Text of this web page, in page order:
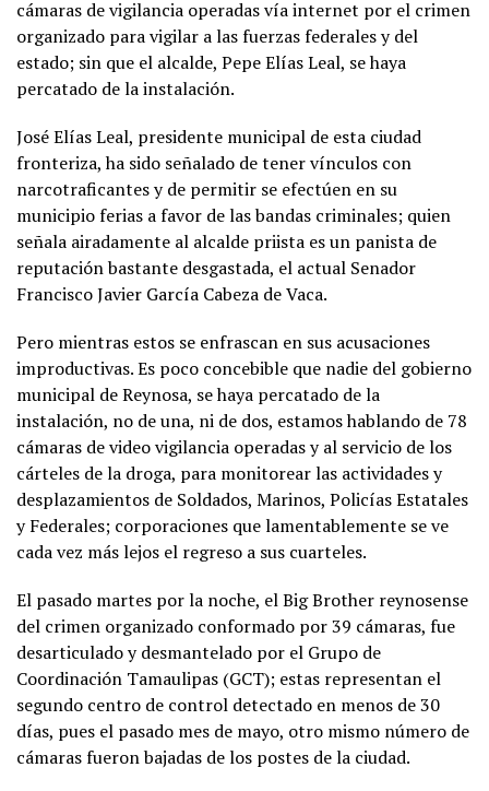
cámaras de vigilancia operadas vía internet por el crimen
organizado para vigilar a las fuerzas federales y del
estado; sin que el alcalde, Pepe Elías Leal, se haya
percatado de la instalación.
José Elías Leal, presidente municipal de esta ciudad
fronteriza, ha sido señalado de tener vínculos con
narcotraficantes y de permitir se efectúen en su
municipio ferias a favor de las bandas criminales; quien
señala airadamente al alcalde priista es un panista de
reputación bastante desgastada, el actual Senador
Francisco Javier García Cabeza de Vaca.
Pero mientras estos se enfrascan en sus acusaciones
improductivas. Es poco concebible que nadie del gobierno
municipal de Reynosa, se haya percatado de la
instalación, no de una, ni de dos, estamos hablando de 78
cámaras de video vigilancia operadas y al servicio de los
cárteles de la droga, para monitorear las actividades y
desplazamientos de Soldados, Marinos, Policías Estatales
y Federales; corporaciones que lamentablemente se ve
cada vez más lejos el regreso a sus cuarteles.
El pasado martes por la noche, el Big Brother reynosense
del crimen organizado conformado por 39 cámaras, fue
desarticulado y desmantelado por el Grupo de
Coordinación Tamaulipas (GCT); estas representan el
segundo centro de control detectado en menos de 30
días, pues el pasado mes de mayo, otro mismo número de
cámaras fueron bajadas de los postes de la ciudad.